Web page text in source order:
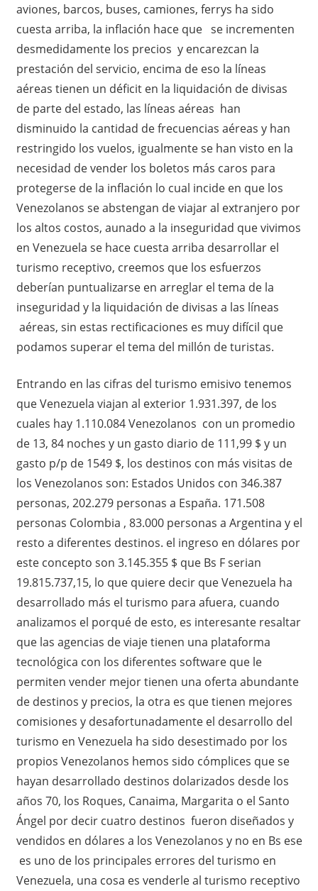
aviones, barcos, buses, camiones, ferrys ha sido
cuesta arriba, la inflación hace que se incrementen
desmedidamente los precios y encarezcan la
prestación del servicio, encima de eso la líneas
aéreas tienen un déficit en la liquidación de divisas
de parte del estado, las líneas aéreas han
disminuido la cantidad de frecuencias aéreas y han
restringido los vuelos, igualmente se han visto en la
necesidad de vender los boletos más caros para
protegerse de la inflación lo cual incide en que los
Venezolanos se abstengan de viajar al extranjero por
los altos costos, aunado a la inseguridad que vivimos
en Venezuela se hace cuesta arriba desarrollar el
turismo receptivo, creemos que los esfuerzos
deberían puntualizarse en arreglar el tema de la
inseguridad y la liquidación de divisas a las líneas
aéreas, sin estas rectificaciones es muy difícil que
podamos superar el tema del millón de turistas.
Entrando en las cifras del turismo emisivo tenemos
que Venezuela viajan al exterior 1.931.397, de los
cuales hay 1.110.084 Venezolanos con un promedio
de 13, 84 noches y un gasto diario de 111,99 $ y un
gasto p/p de 1549 $, los destinos con más visitas de
los Venezolanos son: Estados Unidos con 346.387
personas, 202.279 personas a España. 171.508
personas Colombia , 83.000 personas a Argentina y el
resto a diferentes destinos. el ingreso en dólares por
este concepto son 3.145.355 $ que Bs F serian
19.815.737,15, lo que quiere decir que Venezuela ha
desarrollado más el turismo para afuera, cuando
analizamos el porqué de esto, es interesante resaltar
que las agencias de viaje tienen una plataforma
tecnológica con los diferentes software que le
permiten vender mejor tienen una oferta abundante
de destinos y precios, la otra es que tienen mejores
comisiones y desafortunadamente el desarrollo del
turismo en Venezuela ha sido desestimado por los
propios Venezolanos hemos sido cómplices que se
hayan desarrollado destinos dolarizados desde los
años 70, los Roques, Canaima, Margarita o el Santo
Ángel por decir cuatro destinos fueron diseñados y
vendidos en dólares a los Venezolanos y no en Bs ese
es uno de los principales errores del turismo en
Venezuela, una cosa es venderle al turismo receptivo